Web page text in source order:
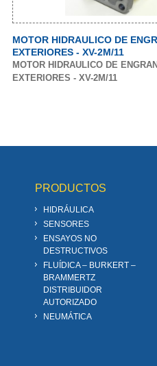
MOTOR HIDRAULICO DE
EXTERIORES - XV-2M/11
MOTOR HIDRAULICO DE
EXTERIORES - XV-2M/11
PRODUCTOS
HIDRÁULICA
SENSORES
ENSAYOS NO
DESTRUCTIVOS
FLUÍDICA – BURKERT –
BRAMMERTZ
DISTRIBUIDOR
AUTORIZADO
NEUMÁTICA